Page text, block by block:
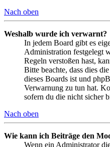
Nach oben
Weshalb wurde ich verwarnt?
In jedem Board gibt es
Administration festgelegt
Regeln verstoßen hast,
Bitte beachte, dass dies
dieses Boards ist und
Verwarnung zu tun hat.
sofern du die nicht sicher
Nach oben
Wie kann ich Beiträge den
Wenn ein Administrator